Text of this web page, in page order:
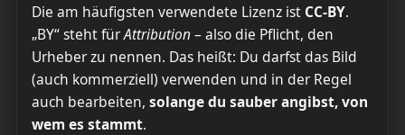
Die am häufigsten verwendete Lizenz ist CC-BY.
„BY“ steht fürAttribution– also die Pflicht, den
Urheber zu nennen. Das heißt: Du darfst das Bild
(auch kommerziell) verwenden und in der Regel
auch bearbeiten, solange du sauber angibst, von
wem es stammt.